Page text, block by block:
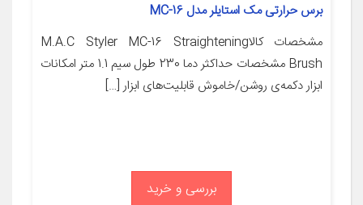
برس حرارتی مک استایلر مدل MC-16
مشخصات کالاM.A.C Styler MC-16 Straightening
Brush مشخصات حداکثر دما 230 طول سیم 1.1 متر امکانات
ابزار دکمه‌ی روشن/خاموش قابلیت‌های ابزار […]
بررسی و خرید